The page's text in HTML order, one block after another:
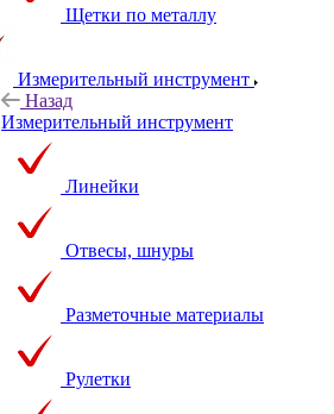
Щетки по металлу
Измерительный инструмент
Назад
Измерительный инструмент
Линейки
Отвесы, шнуры
Разметочные материалы
Рулетки